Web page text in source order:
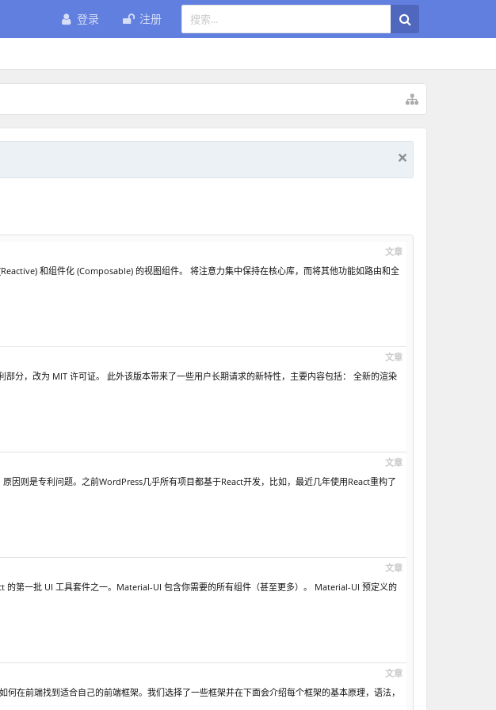
登录 注册
文章
和组件化 (Composable) 的视图组件。 将注意力集中保持在核心库，而将其他功能如路由和全
文章
分，改为 MIT 许可证。 此外该版本带来了一些用户长期请求的新特性，主要内容包括： 全新的渲染
文章
因则是专利问题。之前WordPress几乎所有项目都基于React开发，比如，最近几年使用React重构了
文章
第一批 UI 工具套件之一。Material-UI 包含你需要的所有组件（甚至更多）。 Material-UI 预定义的
文章
在前端找到适合自己的前端框架。我们选择了一些框架并在下面会介绍每个框架的基本原理，语法，